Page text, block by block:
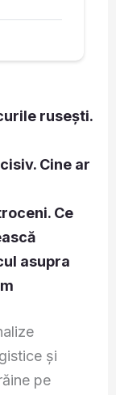
rusești.
Cine ar
Ce
asupra
și
pe